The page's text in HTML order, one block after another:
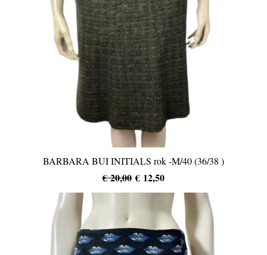
BARBARA BUI INITIALS rok -M/40 (36/38 )
€ 20,00 € 12,50